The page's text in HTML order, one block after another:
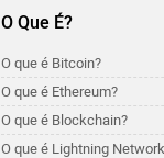
O Que É?
O que é Bitcoin?
O que é Ethereum?
O que é Blockchain?
O que é Lightning